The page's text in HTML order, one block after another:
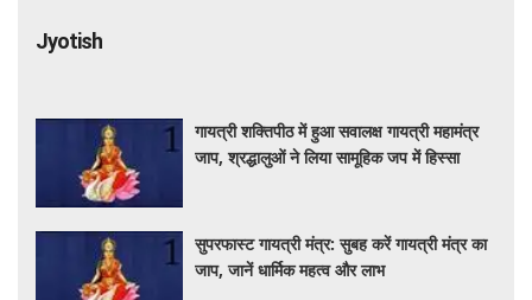
Jyotish
गायत्री शक्तिपीठ में हुआ सवालक्ष गायत्री महामंत्र
जाप, श्रद्धालुओं ने लिया सामूहिक जप में हिस्सा
सुपरफास्ट गायत्री मंत्र: सुबह करें गायत्री मंत्र का
जाप, जानें धार्मिक महत्व और लाभ